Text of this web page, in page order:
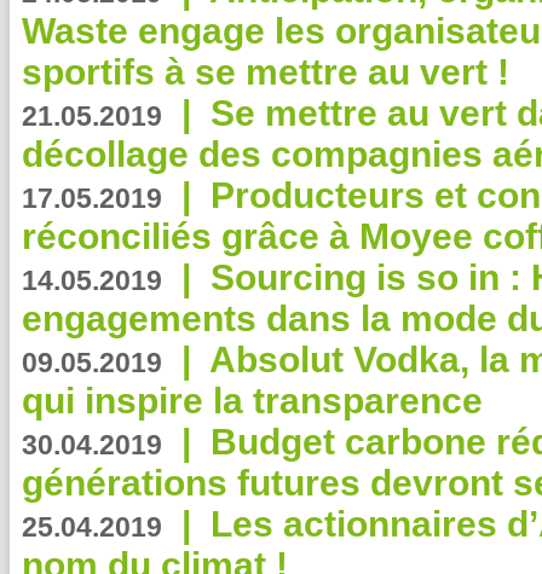
Waste engage les
sportifs à se mettre au vert !
21.05.2019 | Se mettre au vert
décollage des compagnies
17.05.2019 | Producteurs et
réconciliés grâce à Moyee
14.05.2019 | Sourcing is so in :
engagements dans la mode
09.05.2019 | Absolut Vodka, la
qui inspire la transparence
30.04.2019 | Budget carbone
générations futures devront
25.04.2019 | Les actionnaires
nom du climat !